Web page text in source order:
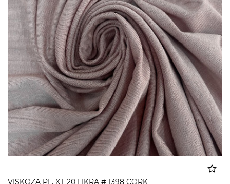
VISKOZA PL. XT-20 LIKRA # 1398 CORK